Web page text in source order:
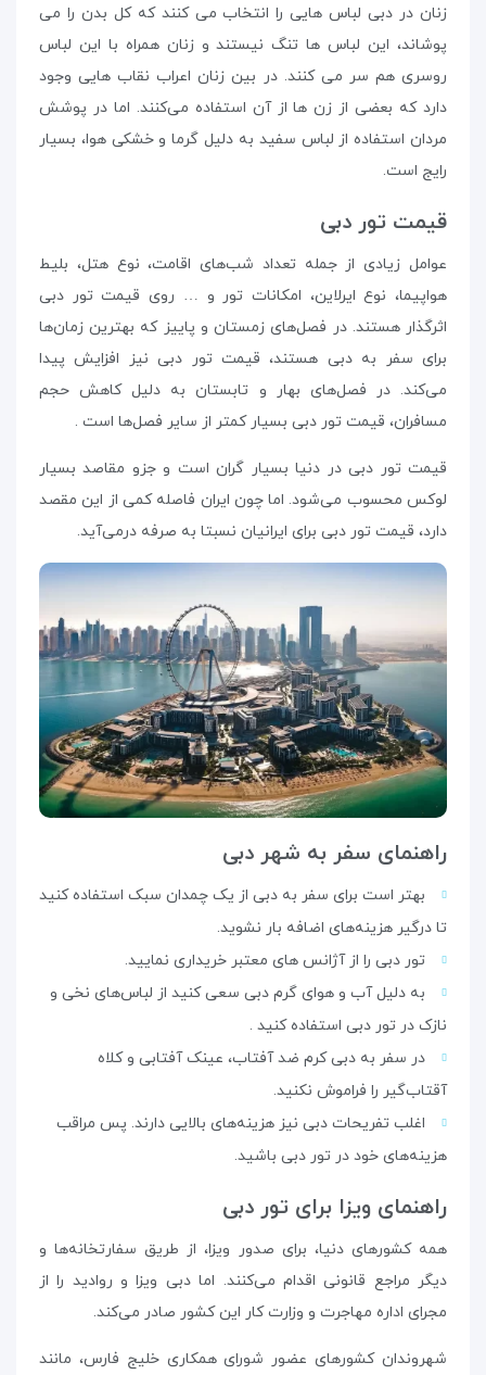
زنان در دبی لباس هایی را انتخاب می کنند که کل بدن را می
پوشاند، این لباس ها تنگ نیستند و زنان همراه با این لباس
روسری هم سر می کنند. در بین زنان اعراب نقاب هایی وجود
دارد که بعضی از زن ها از آن استفاده می‌کنند. اما در پوشش
مردان استفاده از لباس سفید به دلیل گرما و خشکی هوا، بسیار
رایج است.
قیمت تور دبی
عوامل زیادی از جمله تعداد شب‌های اقامت، نوع هتل، بلیط
هواپیما، نوع ایرلاین، امکانات تور و … روی قیمت تور دبی
اثرگذار هستند. در فصل‌های زمستان و پاییز که بهترین زمان‌ها
برای سفر به دبی هستند، قیمت تور دبی نیز افزایش پیدا
می‌کند. در فصل‌های بهار و تابستان به دلیل کاهش حجم
مسافران، قیمت تور دبی بسیار کمتر از سایر فصل‌ها است .
قیمت تور دبی در دنیا بسیار گران است و جزو مقاصد بسیار
لوکس محسوب می‌شود. اما چون ایران فاصله کمی از این مقصد
دارد، قیمت تور دبی برای ایرانیان نسبتا به صرفه درمی‌آید.
راهنمای سفر به شهر دبی
بهتر است برای سفر به دبی از یک چمدان سبک استفاده کنید
تا درگیر هزینه‌های اضافه بار نشوید.
تور دبی را از آژانس های معتبر خریداری نمایید.
به دلیل آب و هوای گرم دبی سعی کنید از لباس‌های نخی و
نازک در تور دبی استفاده کنید .
در سفر به دبی کرم ضد آفتاب، عینک آفتابی و کلاه
آقتاب‌گیر را فراموش نکنید.
اغلب تفریحات دبی نیز هزینه‌های بالایی دارند. پس مراقب
هزینه‌های خود در تور دبی باشید.
راهنمای ویزا برای تور دبی
همه کشورهای دنیا، برای صدور ویزا، از طریق سفارتخانه‌ها و
دیگر مراجع قانونی اقدام می‌کنند. اما دبی ویزا و روادید را از
مجرای اداره مهاجرت و وزارت کار این کشور صادر می‌کند.
شهروندان کشورهای عضور شورای همکاری خلیج فارس، مانند